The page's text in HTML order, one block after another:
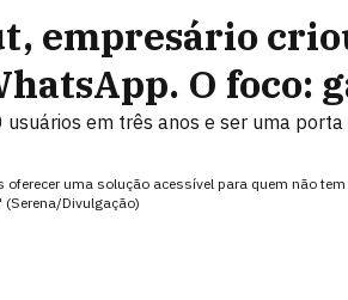
empresário
O foco:
em três anos e ser uma
oferecer uma solução acessível para quem não
(Serena/Divulgação)